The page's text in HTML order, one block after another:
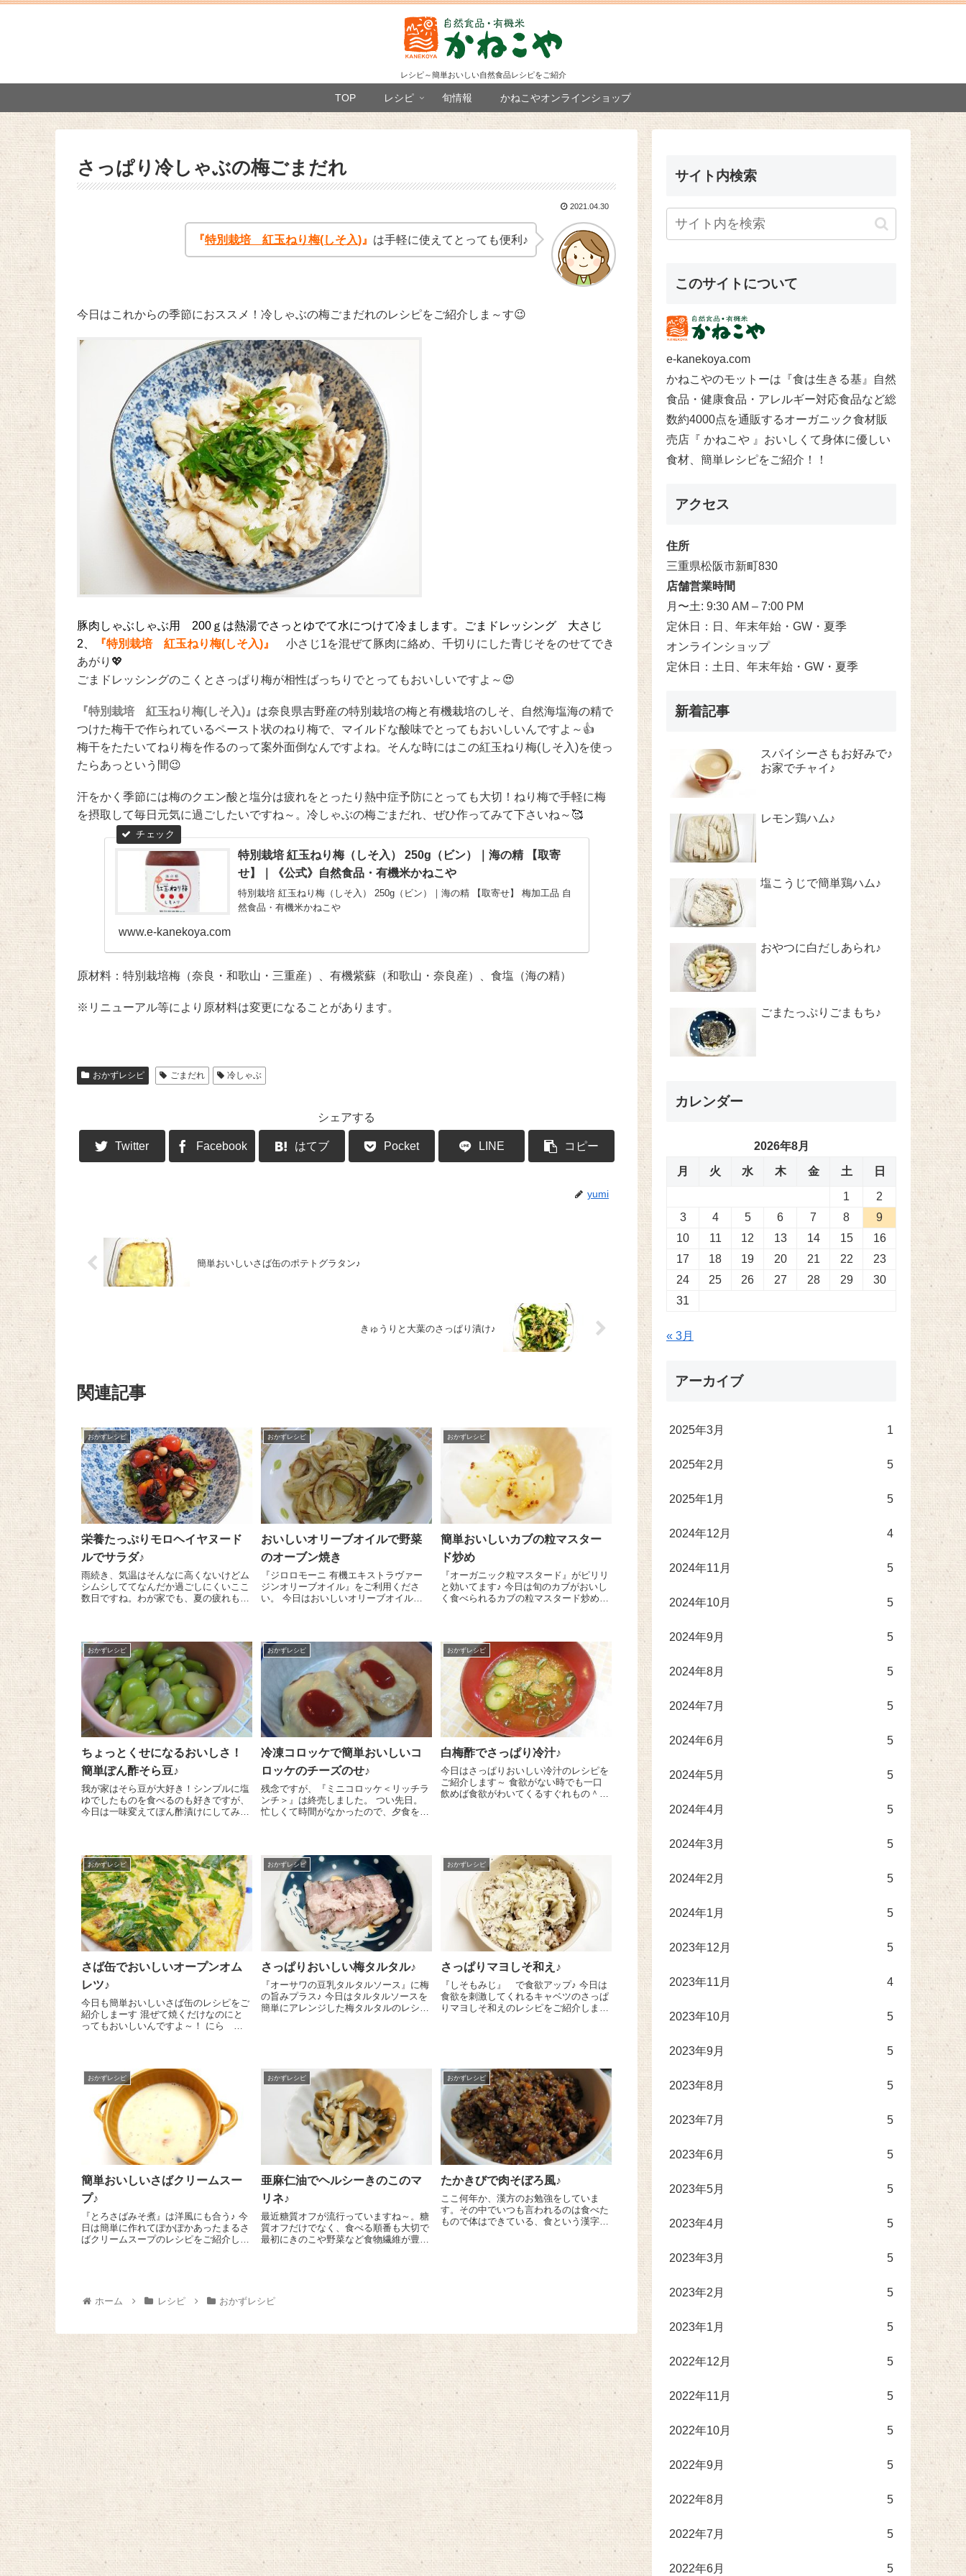
レシピ～簡単おいしい自然食品レシピをご紹介
TOP レシピ 旬情報 かねこやオンラインショップ
さっぱり冷しゃぶの梅ごまだれ
2021.04.30
『特別栽培 紅玉ねり梅(しそ入) 』 は手軽に使えてとっても便利♪
今日はこれからの季節におススメ！冷しゃぶの梅ごまだれのレシピをご紹介しま～す😉
豚肉しゃぶしゃぶ用 200ｇは熱湯でさっとゆでて水につけて冷まします。ごまドレッシング 大さじ
2、
『特別栽培 紅玉ねり梅(しそ入)』
小さじ1を混ぜて豚肉に絡め、千切りにした青じそをのせてでき
あがり💖
ごまドレッシングのこくとさっぱり梅が相性ばっちりでとってもおいしいですよ～😍
『特別栽培 紅玉ねり梅(しそ入) 』 は奈良県吉野産の特別栽培の梅と有機栽培のしそ、自然海塩海の精で
つけた梅干で作られているペースト状のねり梅で、マイルドな酸味でとってもおいしいんですよ～👍
梅干をたたいてねり梅を作るのって案外面倒なんですよね。そんな時にはこの紅玉ねり梅(しそ入)を使っ
たらあっという間😉
汗をかく季節には梅のクエン酸と塩分は疲れをとったり熱中症予防にとっても大切！ねり梅で手軽に梅
を摂取して毎日元気に過ごしたいですね～。冷しゃぶの梅ごまだれ、ぜひ作ってみて下さいね～🥰
特別栽培 紅玉ねり梅（しそ入） 250g（ビン）｜海の精 【取寄
せ】｜《公式》自然食品・有機米かねこや
特別栽培 紅玉ねり梅（しそ入） 250g（ビン）｜海の精 【取寄せ】 梅加工品 自
然食品・有機米かねこや
www.e-kanekoya.com
原材料：特別栽培梅（奈良・和歌山・三重産）、有機紫蘇（和歌山・奈良産）、食塩（海の精）
※リニューアル等により原材料は変更になることがあります。
おかずレシピ ごまだれ 冷しゃぶ
シェアする
Twitter Facebook はてブ Pocket LINE コピー
yumi
簡単おいしいさば缶のポテトグラタン♪
きゅうりと大葉のさっぱり漬け♪
関連記事
おかずレシピ
栄養たっぷりモロヘイヤヌード
ルでサラダ♪
雨続き、気温はそんなに高くないけどム
シムシしててなんだか過ごしにくいここ
数日ですね。わが家でも、夏の疲れも合
なサラダを作ってみました...
おかずレシピ
おいしいオリーブオイルで野菜
のオーブン焼き
『ジロロモーニ 有機エキストラヴァー
ジンオリーブオイル』をご利用くださ
い。 今日はおいしいオリーブオイルを
っても...
おかずレシピ
簡単おいしいカブの粒マスター
ド炒め
『オーガニック粒マスタード』がピリリ
と効いてます♪ 今日は旬のカブがおいし
く食べられるカブの粒マスタード炒めの
おかずレシピ
ちょっとくせになるおいしさ！
簡単ぽん酢そら豆♪
我が家はそら豆が大好き！シンプルに塩
ゆでしたものを食べるのも好きですが、
今日は一味変えてぽん酢漬けにしてみた
間になくなりまし...
おかずレシピ
冷凍コロッケで簡単おいしいコ
ロッケのチーズのせ♪
残念ですが、『ミニコロッケ＜リッチラ
ンチ＞』は終売しました。 つい先日。
忙しくて時間がなかったので、夕食を簡
ンジし...
おかずレシピ
白梅酢でさっぱり冷汁♪
今日はさっぱりおいしい冷汁のレシピを
ご紹介します～ 食欲がない時でも一口
飲めば食欲がわいてくるすぐれもの＾
おかずレシピ
さば缶でおいしいオープンオム
レツ♪
今日も簡単おいしいさば缶のレシピをご
紹介しまーす 混ぜて焼くだけなのにと
ってもおいしいんですよ～！ にら 一
ひいたフライパン...
おかずレシピ
さっぱりおいしい梅タルタル♪
『オーサワの豆乳タルタルソース』に梅
の旨みプラス♪ 今日はタルタルソースを
簡単にアレンジした梅タルタルのレシピ
おかずレシピ
さっぱりマヨしそ和え♪
『しそもみじ』 で食欲アップ♪ 今日は
食欲を刺激してくれるキャベツのさっぱ
りマヨしそ和えのレシピをご紹介しま～
おかずレシピ
簡単おいしいさばクリームスー
プ♪
『とろさばみそ煮』は洋風にも合う♪ 今
日は簡単に作れてぽかぽかあったまるさ
ばクリームスープのレシピをご紹介しま
おかずレシピ
亜麻仁油でヘルシーきのこのマ
リネ♪
最近糖質オフが流行っていますね～。糖
質オフだけでなく、食べる順番も大切で
最初にきのこや野菜など食物繊維が豊富
おかずレシピ
たかきびで肉そぼろ風♪
ここ何年か、漢方のお勉強をしていま
す。その中でいつも言われるのは食べた
もので体はできている、食という漢字は
ホーム レシピ おかずレシピ
サイト内検索
このサイトについて
e-kanekoya.com
かねこやのモットーは『食は生きる基』自然
食品・健康食品・アレルギー対応食品など総
数約4000点を通販するオーガニック食材販
売店『 かねこや 』おいしくて身体に優しい
食材、簡単レシピをご紹介！！
アクセス
住所
三重県松阪市新町830
店舗営業時間
月〜土: 9:30 AM – 7:00 PM
定休日：日、年末年始・GW・夏季
オンラインショップ
定休日：土日、年末年始・GW・夏季
新着記事
スパイシーさもお好みで♪
お家でチャイ♪
レモン鶏ハム♪
塩こうじで簡単鶏ハム♪
おやつに白だしあられ♪
ごまたっぷりごまもち♪
カレンダー
2026年8月
月 火 水 木 金 土 日
1
2
3
4 5 6 7 8
9
10
11 12 13 14 15
16
17
18 19 20 21 22
23
24
25 26 27 28 29
30
31
« 3月
アーカイブ
2025年3月 1
2025年2月 5
2025年1月 5
2024年12月 4
2024年11月 5
2024年10月 5
2024年9月 5
2024年8月 5
2024年7月 5
2024年6月 5
2024年5月 5
2024年4月 5
2024年3月 5
2024年2月 5
2024年1月 5
2023年12月 5
2023年11月 4
2023年10月 5
2023年9月 5
2023年8月 5
2023年7月 5
2023年6月 5
2023年5月 5
2023年4月 5
2023年3月 5
2023年2月 5
2023年1月 5
2022年12月 5
2022年11月 5
2022年10月 5
2022年9月 5
2022年8月 5
2022年7月 5
2022年6月 5